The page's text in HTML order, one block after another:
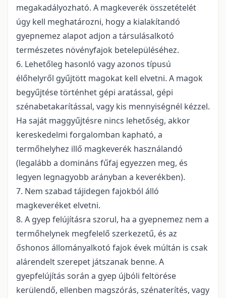
megakadályozható. A magkeverék összetételét
úgy kell meghatározni, hogy a kialakítandó
gyepnemez alapot adjon a társulásalkotó
természetes növényfajok betelepüléséhez.
6. Lehetőleg hasonló vagy azonos típusú
élőhelyről gyűjtött magokat kell elvetni. A magok
begyűjtése történhet gépi aratással, gépi
szénabetakarítással, vagy kis mennyiségnél kézzel.
Ha saját maggyűjtésre nincs lehetőség, akkor
kereskedelmi forgalomban kapható, a
termőhelyhez illő magkeverék használandó
(legalább a domináns fűfaj egyezzen meg, és
legyen legnagyobb arányban a keverékben).
7. Nem szabad tájidegen fajokból álló
magkeveréket elvetni.
8. A gyep felújításra szorul, ha a gyepnemez nem a
termőhelynek megfelelő szerkezetű, és az
őshonos állományalkotó fajok évek múltán is csak
alárendelt szerepet játszanak benne. A
gyepfelújítás során a gyep újbóli feltörése
kerülendő, ellenben magszórás, szénaterítés, vagy